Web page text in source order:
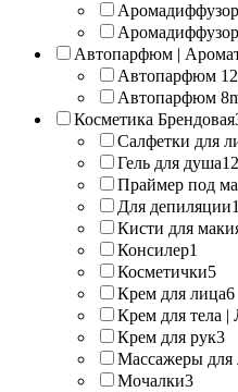
Автопарфюм |
Автопарфюм
Автопарфюм
Косметика Брендовая
Салфетки для
Гель для душа12
Праймер под
Для депиляции1
Кисти для
Консилер1
Косметички5
Крем для лица6
Крем для тела |
Крем для рук3
Массажеры для
Мочалки3